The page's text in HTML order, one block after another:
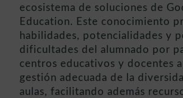
ecosistema de soluciones de
Education. Este conocimiento
habilidades, potencialidades y
dificultades del alumnado por
centros educativos y docentes
gestión adecuada de la
aulas, facilitando además